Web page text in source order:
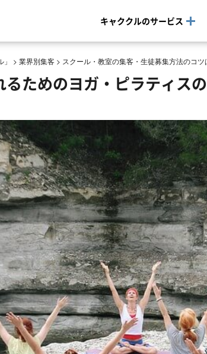
キャククルのサービス
> 業界別集客 > スクール・教室の集客・生徒募集方法のコ
ためのヨガ・ピラティス